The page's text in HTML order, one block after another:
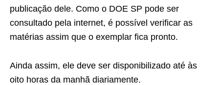
publicação dele. Como o DOE SP pode ser
consultado pela internet, é possível verificar as
matérias assim que o exemplar fica pronto.
Ainda assim, ele deve ser disponibilizado até às
oito horas da manhã diariamente.